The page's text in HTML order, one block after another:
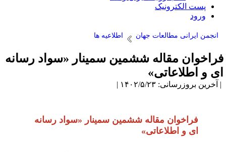
پست الکترونیک
ورود
انجمن ایرانی مطالعات جهان اطلاعیه ها
مقاله ششمین سمینار «سواد رسانه
و اطلاعاتی»
بروزرسانی: ۱۴۰۲/۵/۲۳ |
فراخوان مقاله ششمین سمینار «سواد رسانه
ای و اطلاعاتی»